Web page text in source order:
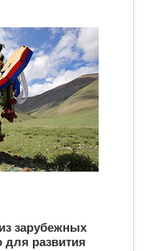
зарубежных
для развития